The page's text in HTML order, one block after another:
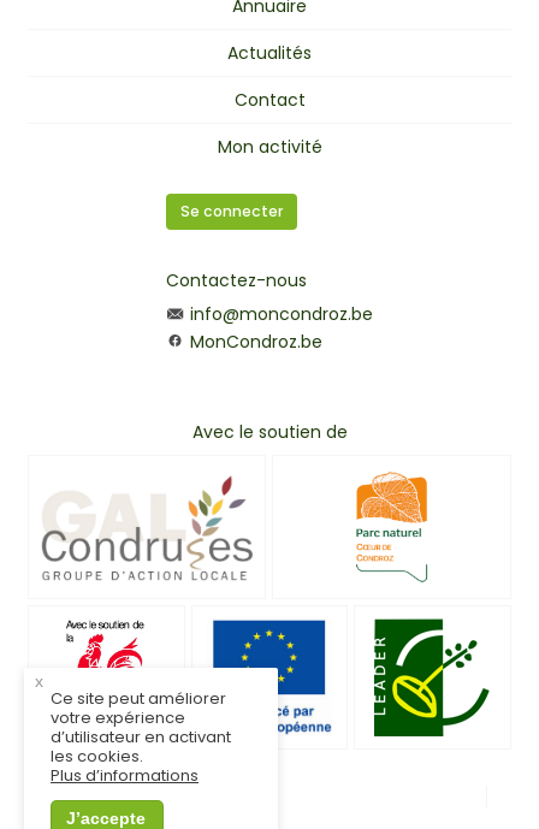
Annuaire
Actualités
Contact
Mon activité
Se connecter
Contactez-nous
info@moncondroz.be
MonCondroz.be
Avec le soutien de
© MonCondroz.be
Mentions légales
x
Ce site peut améliorer
votre expérience
d’utilisateur en activant
les cookies.
Plus d’informations
J’accepte